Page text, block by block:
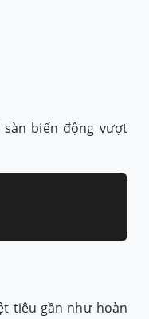
biến động vượt
tiêu gần như hoàn